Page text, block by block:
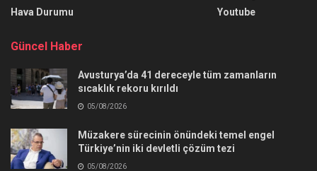
Hava Durumu
Youtube
Güncel Haber
Avusturya’da 41 dereceyle tüm zamanların
sıcaklık rekoru kırıldı
05/08/2026
Müzakere sürecinin önündeki temel engel
Türkiye’nin iki devletli çözüm tezi
05/08/2026